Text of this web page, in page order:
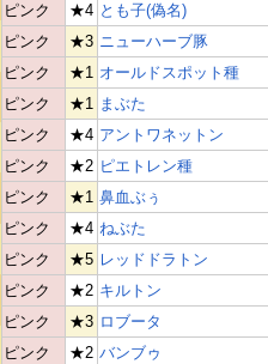
ピンク
★4 とも子(偽名)
ピンク
★3 ニューハーブ豚
ピンク
★1 オールドスポット種
ピンク
★1 まぶた
ピンク
★4 アントワネットン
ピンク
★2 ピエトレン種
ピンク
★1 鼻血ぶぅ
ピンク
★4 ねぶた
ピンク
★5 レッドドラトン
ピンク
★2 キルトン
ピンク
★3 ロブータ
ピンク
★2 バンブゥ